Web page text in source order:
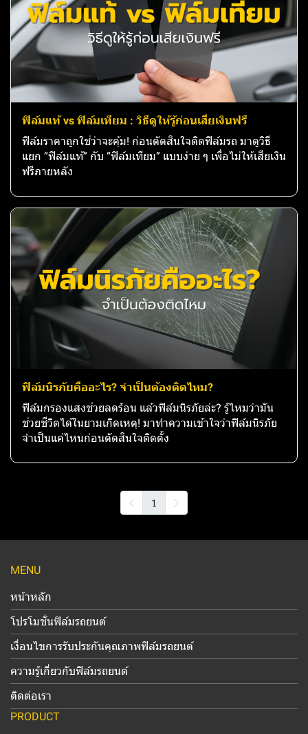
ฟิล์มแท้ vs ฟิล์มเทียม : วิธีดูให้รู้ก่อนเสียเงินฟรี
ฟิล์มราคาถูกใช่ว่าจะคุ้ม! ก่อนตัดสินใจติดฟิล์มรถ มาดูวิธี
แยก “ฟิล์มแท้” กับ “ฟิล์มเทียม” แบบง่าย ๆ เพื่อไม่ให้เสียเงิน
ฟรีภายหลัง
ฟิล์มนิรภัยคืออะไร? จำเป็นต้องติดไหม?
ฟิล์มกรองแสงช่วยลดร้อน แล้วฟิล์มนิรภัยล่ะ? รู้ไหมว่ามัน
ช่วยชีวิตได้ในยามเกิดเหตุ! มาทำความเข้าใจว่าฟิล์มนิรภัย
จำเป็นแค่ไหนก่อนตัดสินใจติดตั้ง
1
MENU
หน้าหลัก
โปรโมชั่นฟิล์มรถยนต์
เงื่อนไขการรับประกันคุณภาพฟิล์มรถยนต์
ความรู้เกี่ยวกับฟิล์มรถยนต์
ติดต่อเรา
PRODUCT